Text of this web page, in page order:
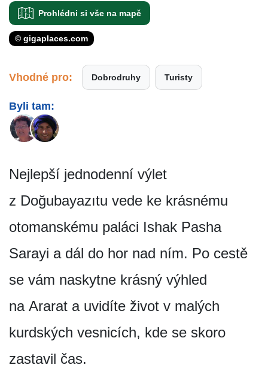
Prohlédni si vše na mapě
© gigaplaces.com
Vhodné pro: Dobrodruhy Turisty
Byli tam:
Nejlepší jednodenní výlet
z Doğubayazıtu vede ke krásnému
otomanskému paláci Ishak Pasha
Sarayi a dál do hor nad ním. Po cestě
se vám naskytne krásný výhled
na Ararat a uvidíte život v malých
kurdských vesnicích, kde se skoro
zastavil čas.